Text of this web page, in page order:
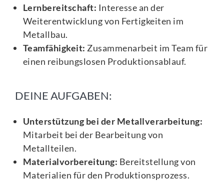
Lernbereitschaft: Interesse an der
Weiterentwicklung von Fertigkeiten im
Metallbau.
Teamfähigkeit: Zusammenarbeit im Team für
einen reibungslosen Produktionsablauf.
DEINE AUFGABEN:
Unterstützung bei der Metallverarbeitung:
Mitarbeit bei der Bearbeitung von
Metallteilen.
Materialvorbereitung: Bereitstellung von
Materialien für den Produktionsprozess.